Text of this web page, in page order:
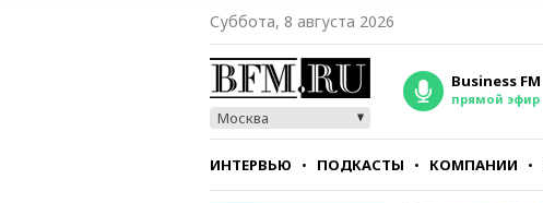
Суббота, 8 августа 2026
Москва
Business FM
прямой эфир
ИНТЕРВЬЮ ПОДКАСТЫ КОМПАНИИ